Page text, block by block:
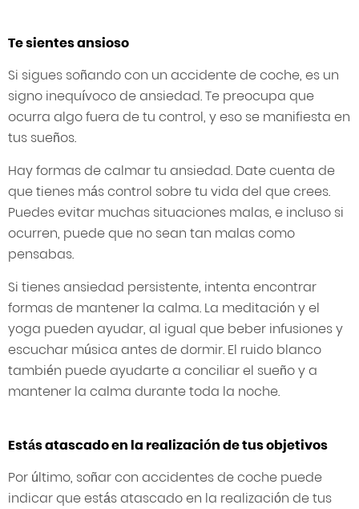
Te sientes ansioso
Si sigues soñando con un accidente de coche, es un
signo inequívoco de ansiedad. Te preocupa que
ocurra algo fuera de tu control, y eso se manifiesta en
tus sueños.
Hay formas de calmar tu ansiedad. Date cuenta de
que tienes más control sobre tu vida del que crees.
Puedes evitar muchas situaciones malas, e incluso si
ocurren, puede que no sean tan malas como
pensabas.
Si tienes ansiedad persistente, intenta encontrar
formas de mantener la calma. La meditación y el
yoga pueden ayudar, al igual que beber infusiones y
escuchar música antes de dormir. El ruido blanco
también puede ayudarte a conciliar el sueño y a
mantener la calma durante toda la noche.
Estás atascado en la realización de tus objetivos
Por último, soñar con accidentes de coche puede
indicar que estás atascado en la realización de tus